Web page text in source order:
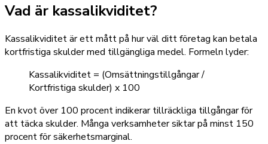
Vad är kassalikviditet?
Kassalikviditet är ett mått på hur väl ditt företag kan betala
kortfristiga skulder med tillgängliga medel. Formeln lyder:
Kassalikviditet = (Omsättningstillgångar /
Kortfristiga skulder) x 100
En kvot över 100 procent indikerar tillräckliga tillgångar för
att täcka skulder. Många verksamheter siktar på minst 150
procent för säkerhetsmarginal.